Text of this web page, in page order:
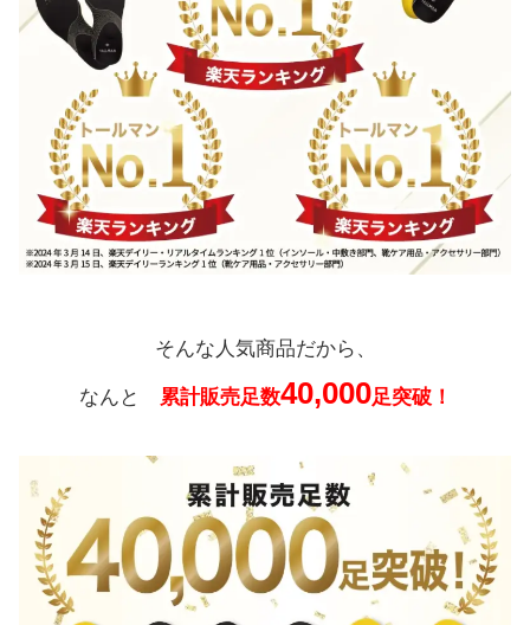
そんな人気商品だから、
なんと 累計販売足数40,000足突破！